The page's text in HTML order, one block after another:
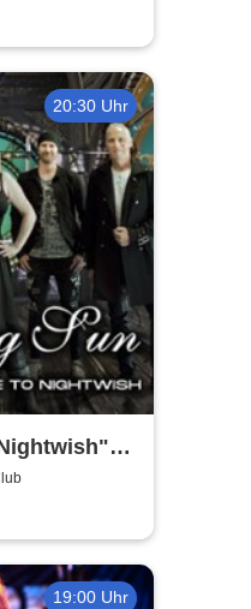
20:30 Uhr
19:00 Uhr